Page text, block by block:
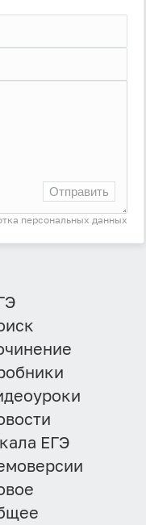
Отправить
персональных данных
ЕГЭ